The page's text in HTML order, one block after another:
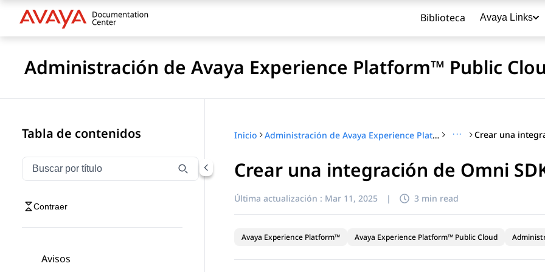
Biblioteca Avaya Links
Administración de Avaya Experience Platform™ Public
Tabla de contenidos
Filtrar navegación por título
Escriba para filtrar los elementos de navegación por título
Contraer
Avisos
Inicio Administración de Avaya Experience Platform™ Public Cloud ···
Crear una integración de Omni
Última actualización : Mar 11, 2025 | 3 min read
Avaya Experience Platform™ Avaya Experience Platform™ Public Cloud